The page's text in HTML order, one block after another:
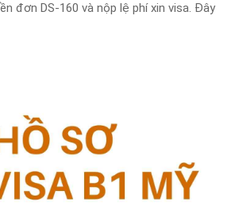
đơn DS-160 và nộp lệ phí xin visa. Đây